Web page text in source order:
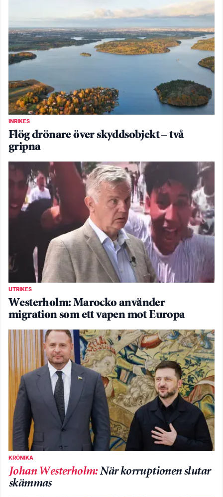
INRIKES
Flög drönare över skyddsobjekt – två
gripna
UTRIKES
Westerholm: Marocko använder
migration som ett vapen mot Europa
KRÖNIKA
Johan Westerholm:När korruptionen slutar
skämmas